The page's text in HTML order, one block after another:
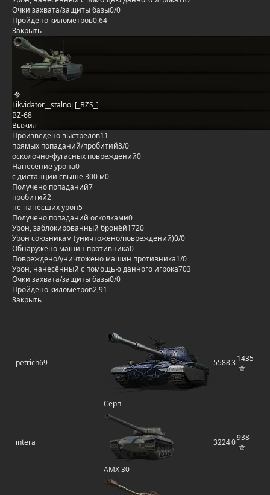
Очки захвата/защиты базы0/0
Пройдено километров0,64
Закрыть
Likvidator__stalnoj [_BZS_]
BZ-68
Выжил
Произведено выстрелов11
прямых попаданий/пробитий3/0
осколочно-фугасных повреждений0
Нанесение урона0
с дистанции свыше 300 м0
Получено попаданий7
пробитий2
не нанёсших урон5
Получено попаданий осколками0
Урон, заблокированный бронёй1720
Урон союзникам (уничтожено/повреждений)0/0
Обнаружено машин противника0
Повреждено/уничтожено машин противника1/0
Урон, нанесённый с помощью данного игрока703
Очки захвата/защиты базы0/0
Пройдено километров2,91
Закрыть
petrich69
Серп
558831435
intera
AMX 30
32240938